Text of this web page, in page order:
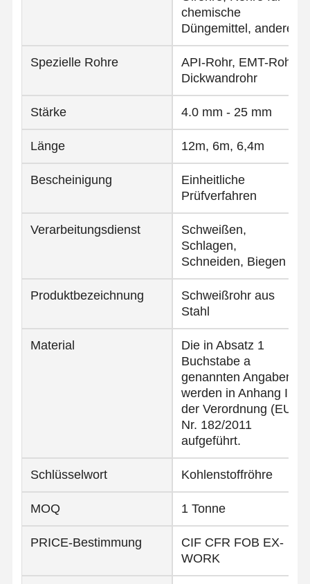
chemische
Düngemittel, andere
Spezielle Rohre
API-Rohr, EMT-Rohr,
Dickwandrohr
Stärke 4.0 mm - 25 mm
Länge 12m, 6m, 6,4m
Bescheinigung
Einheitliche
Prüfverfahren
Verarbeitungsdienst
Schweißen,
Schlagen,
Schneiden, Biegen
Produktbezeichnung
Schweißrohr aus
Stahl
Material
Die in Absatz 1
Buchstabe a
genannten Angaben
werden in Anhang I
der Verordnung (EU)
Nr. 182/2011
aufgeführt.
Schlüsselwort Kohlenstoffröhre
MOQ 1 Tonne
PRICE-Bestimmung
CIF CFR FOB EX-
WORK